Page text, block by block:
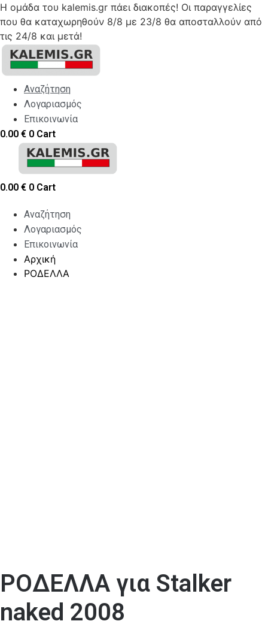
Η ομάδα του kalemis.gr πάει διακοπές! Οι παραγγελίες
που θα καταχωρηθούν 8/8 με 23/8 θα αποσταλλούν από
τις 24/8 και μετά!
Skip
content
Αναζήτηση
Λογαριασμός
Επικοινωνία
0.00 € 0 Cart
0.00 € 0 Cart
Αναζήτηση
Λογαριασμός
Επικοινωνία
Αρχική
ΡΟΔΕΛΛΑ
ΡΟΔΕΛΛΑ για Stalker
naked 2008